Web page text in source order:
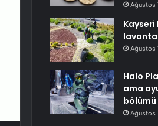
Ağustos
Kayseri
lavanta
Ağustos
Halo
ama
bölümü
Ağustos